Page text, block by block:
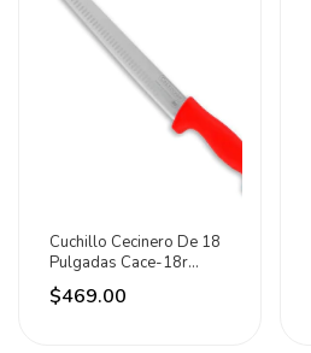
Cuchillo Cecinero De 18
Pulgadas Cace-18r
Caledonia Rojo
$469.00